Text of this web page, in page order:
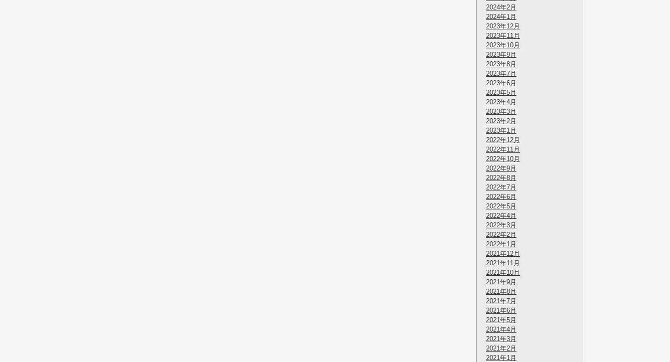
2024年2月
2024年1月
2023年12月
2023年11月
2023年10月
2023年9月
2023年8月
2023年7月
2023年6月
2023年5月
2023年4月
2023年3月
2023年2月
2023年1月
2022年12月
2022年11月
2022年10月
2022年9月
2022年8月
2022年7月
2022年6月
2022年5月
2022年4月
2022年3月
2022年2月
2022年1月
2021年12月
2021年11月
2021年10月
2021年9月
2021年8月
2021年7月
2021年6月
2021年5月
2021年4月
2021年3月
2021年2月
2021年1月